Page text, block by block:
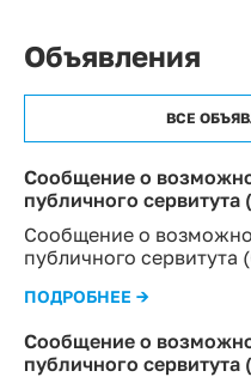
Объявления
ВСЕ
Сообщение о
публичного сервитута
Сообщение о
публичного сервитута
ПОДРОБНЕЕ →
Сообщение о
публичного сервитута